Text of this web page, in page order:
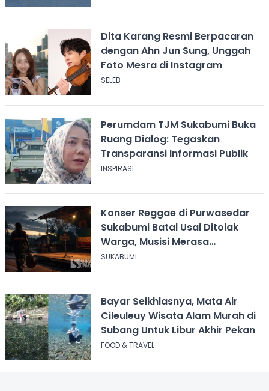
Dita Karang Resmi Berpacaran
dengan Ahn Jun Sung, Unggah
Foto Mesra di Instagram
SELEB
Perumdam TJM Sukabumi Buka
Ruang Dialog: Tegaskan
Transparansi Informasi Publik
INSPIRASI
Konser Reggae di Purwasedar
Sukabumi Batal Usai Ditolak
Warga, Musisi Merasa
Didiskreditkan
SUKABUMI
Bayar Seikhlasnya, Mata Air
Cileuleuy Wisata Alam Murah di
Subang Untuk Libur Akhir Pekan
FOOD & TRAVEL